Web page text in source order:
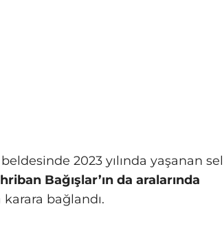
2023 yılında yaşanan sel
Bağışlar’ın da aralarında
karara bağlandı.